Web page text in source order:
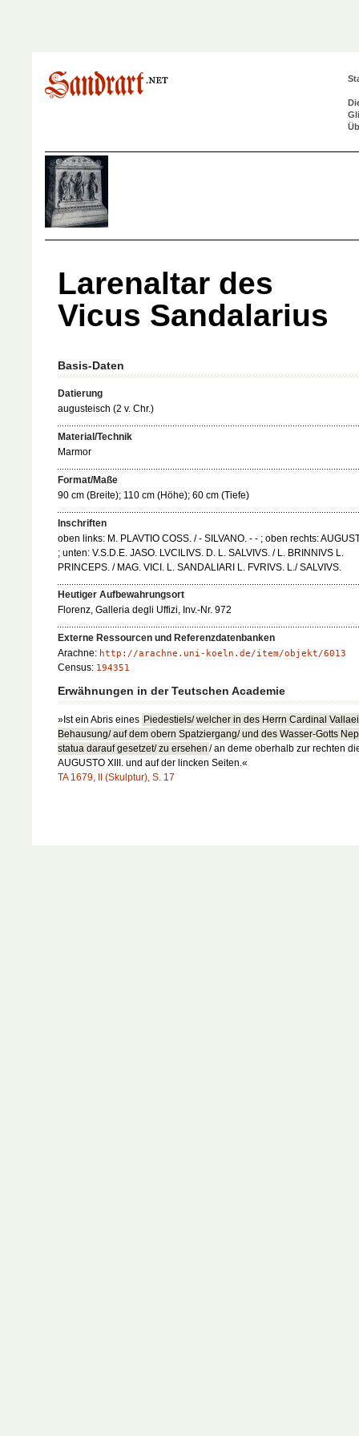
Larenaltar des
Vicus Sandalarius
Basis-Daten
Datierung
augusteisch (2 v. Chr.)
Material/Technik
Marmor
Format/Maße
90 cm (Breite); 110 cm (Höhe); 60 cm (Tiefe)
Inschriften
oben links: M. PLAVTIO COSS. / - SILVANO. - - ; oben rechts:
; unten: V.S.D.E. JASO. LVCILIVS. D. L. SALVIVS. / L. BRINNIVS L.
PRINCEPS. / MAG. VICI. L. SANDALIARI L. FVRIVS. L./ SALVIVS.
Heutiger Aufbewahrungsort
Florenz, Galleria degli Uffizi, Inv.-Nr. 972
Externe Ressourcen und Referenzdatenbanken
Arachne: http://arachne.uni-koeln.de/item/objekt/6013
Census: 194351
Erwähnungen in der Teutschen Academie
»Ist ein Abris eines Piedestiels/ welcher in des Herrn Cardinal Vallaei
Behausung/ auf dem obern Spatziergang/ und des Wasser-Gotts
statua darauf gesetzet/ zu ersehen / an deme oberhalb zur rechten
AUGUSTO XIII. und auf der lincken Seiten.«
TA 1679, II (Skulptur), S. 17